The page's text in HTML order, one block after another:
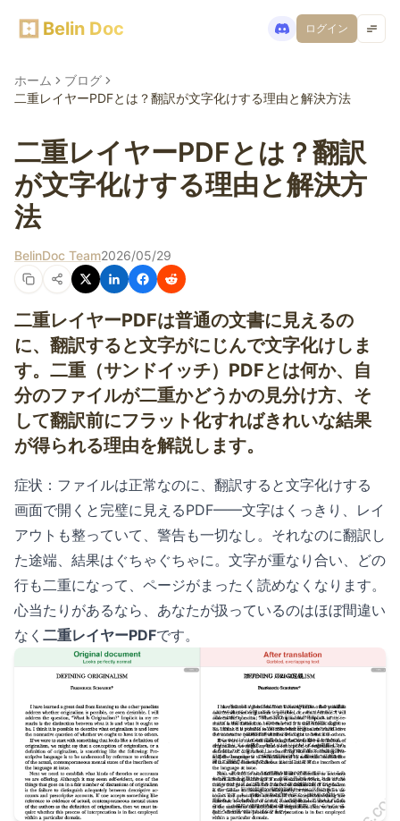
Belin Doc ログイン
ホーム
ブログ
二重レイヤーPDFとは？翻訳が文字化けする理由と解決方法
二重レイヤーPDFとは？翻訳
が文字化けする理由と解決方
法
BelinDoc Team2026/05/29
二重レイヤーPDFは普通の文書に見えるの
に、翻訳すると文字がにじんで文字化けしま
す。二重（サンドイッチ）PDFとは何か、自
分のファイルが二重かどうかの見分け方、そ
して翻訳前にフラット化すればきれいな結果
が得られる理由を解説します。
症状：ファイルは正常なのに、翻訳すると文字化けする
画面で開くと完璧に見えるPDF——文字はくっきり、レイ
アウトも整っていて、警告も一切なし。それなのに翻訳し
た途端、結果はぐちゃぐちゃに。文字が重なり合い、どの
行も二重になって、ページがまったく読めなくなります。
心当たりがあるなら、あなたが扱っているのはほぼ間違い
なく 二重レイヤーPDFです。